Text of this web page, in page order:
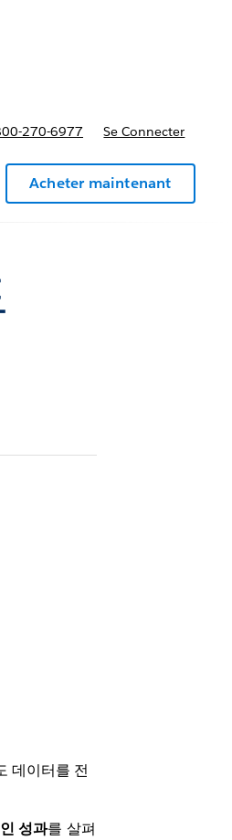
270-6977 Se Connecter
Acheter maintenant
데이터를 전
성과를 살펴